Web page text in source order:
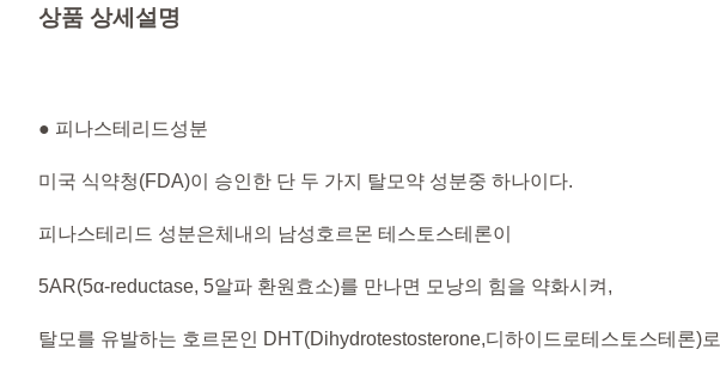
상품 상세설명
● 피나스테리드성분
미국 식약청(FDA)이 승인한 단 두 가지 탈모약 성분중 하나이다.
피나스테리드 성분은체내의 남성호르몬 테스토스테론이
5AR(5α-reductase, 5알파 환원효소)를 만나면 모낭의 힘을 약화시켜,
탈모를 유발하는 호르몬인 DHT(Dihydrotestosterone,디하이드로테스토스테론)로